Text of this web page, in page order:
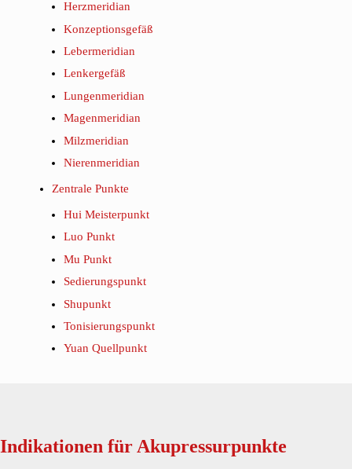
Herzmeridian
Konzeptionsgefäß
Lebermeridian
Lenkergefäß
Lungenmeridian
Magenmeridian
Milzmeridian
Nierenmeridian
Zentrale Punkte
Hui Meisterpunkt
Luo Punkt
Mu Punkt
Sedierungspunkt
Shupunkt
Tonisierungspunkt
Yuan Quellpunkt
Indikationen für Akupressurpunkte